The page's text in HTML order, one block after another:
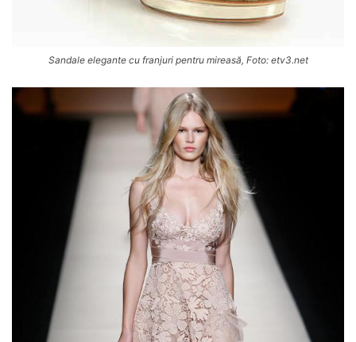
Sandale elegante cu franjuri pentru mireasă, Foto: etv3.net